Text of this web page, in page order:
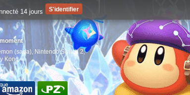
(saga) Nintendo Switch 2,
Kong
14 jours